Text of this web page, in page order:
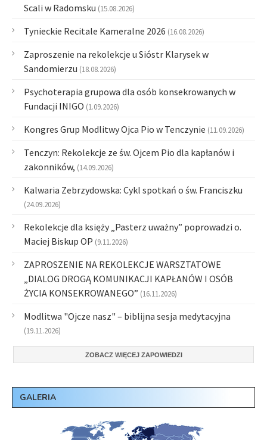
Scali w Radomsku (15.08.2026)
Tynieckie Recitale Kameralne 2026 (16.08.2026)
Zaproszenie na rekolekcje u Sióstr Klarysek w
Sandomierzu (18.08.2026)
Psychoterapia grupowa dla osób konsekrowanych w
Fundacji INIGO (1.09.2026)
Kongres Grup Modlitwy Ojca Pio w Tenczynie (11.09.2026)
Tenczyn: Rekolekcje ze św. Ojcem Pio dla kapłanów i
zakonników, (14.09.2026)
Kalwaria Zebrzydowska: Cykl spotkań o św. Franciszku
(24.09.2026)
Rekolekcje dla księży „Pasterz uważny” poprowadzi o.
Maciej Biskup OP (9.11.2026)
ZAPROSZENIE NA REKOLEKCJE WARSZTATOWE
„DIALOG DROGĄ KOMUNIKACJI KAPŁANÓW I OSÓB
ŻYCIA KONSEKROWANEGO” (16.11.2026)
Modlitwa "Ojcze nasz" – biblijna sesja medytacyjna
(19.11.2026)
ZOBACZ WIĘCEJ ZAPOWIEDZI
GALERIA